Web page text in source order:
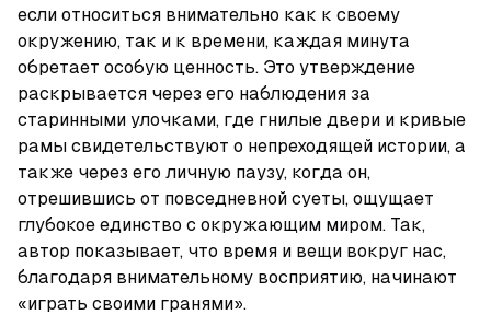
если относиться внимательно как к своему
окружению, так и к времени, каждая минута
обретает особую ценность. Это утверждение
раскрывается через его наблюдения за
старинными улочками, где гнилые двери и кривые
рамы свидетельствуют о непреходящей истории, а
также через его личную паузу, когда он,
отрешившись от повседневной суеты, ощущает
глубокое единство с окружающим миром. Так,
автор показывает, что время и вещи вокруг нас,
благодаря внимательному восприятию, начинают
«играть своими гранями».